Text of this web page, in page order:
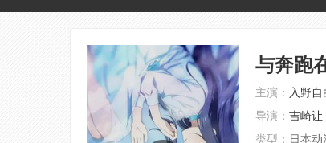
与奔跑
主演： 入野自
导演： 吉崎让
类型： 日本动